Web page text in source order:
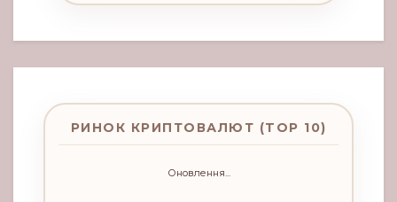
РИНОК КРИПТОВАЛЮТ (TOP 10)
Оновлення...